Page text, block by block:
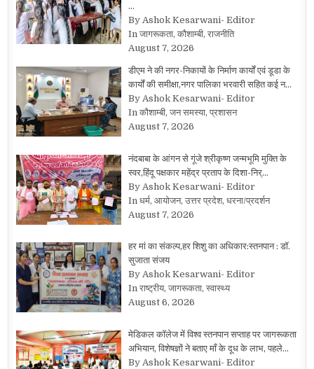
…
By Ashok Kesarwani- Editor
In जागरूकता, कौशाम्बी, राजनीति
August 7, 2026
डीएम ने की नगर-निकायों के निर्माण कार्यों एवं डूडा के
कार्यों की समीक्षा,नगर पालिका भरवारी सहित कई न…
By Ashok Kesarwani- Editor
In कौशाम्बी, जन समस्या, प्रशासन
August 7, 2026
नंदबाबा के आंगन से गूंजे श्रीकृष्ण जन्मभूमि मुक्ति के
स्वर,हिंदू पक्षकार महेंद्र प्रताप के दिशा-निर्…
By Ashok Kesarwani- Editor
In धर्म, आयोजन, उत्तर प्रदेश, धरना/प्रदर्शन
August 7, 2026
हर मां का संकल्प,हर शिशु का अधिकार:स्तनपान : डॉ.
सुजाता संजय
By Ashok Kesarwani- Editor
In राष्ट्रीय, जागरूकता, स्वास्थ्य
August 6, 2026
मेडिकल कॉलेज में विश्व स्तनपान सप्ताह पर जागरूकता
अभियान, विशेषज्ञों ने बताए माँ के दूध के लाभ, पहले…
By Ashok Kesarwani- Editor